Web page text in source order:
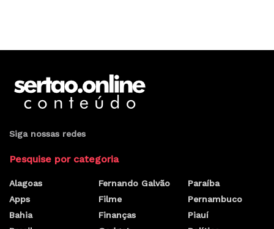
Siga nossas redes
Pesquise por categoria
Alagoas
Apps
Bahia
Fernando Galvão
Filme
Finanças
Paraíba
Pernambuco
Piauí